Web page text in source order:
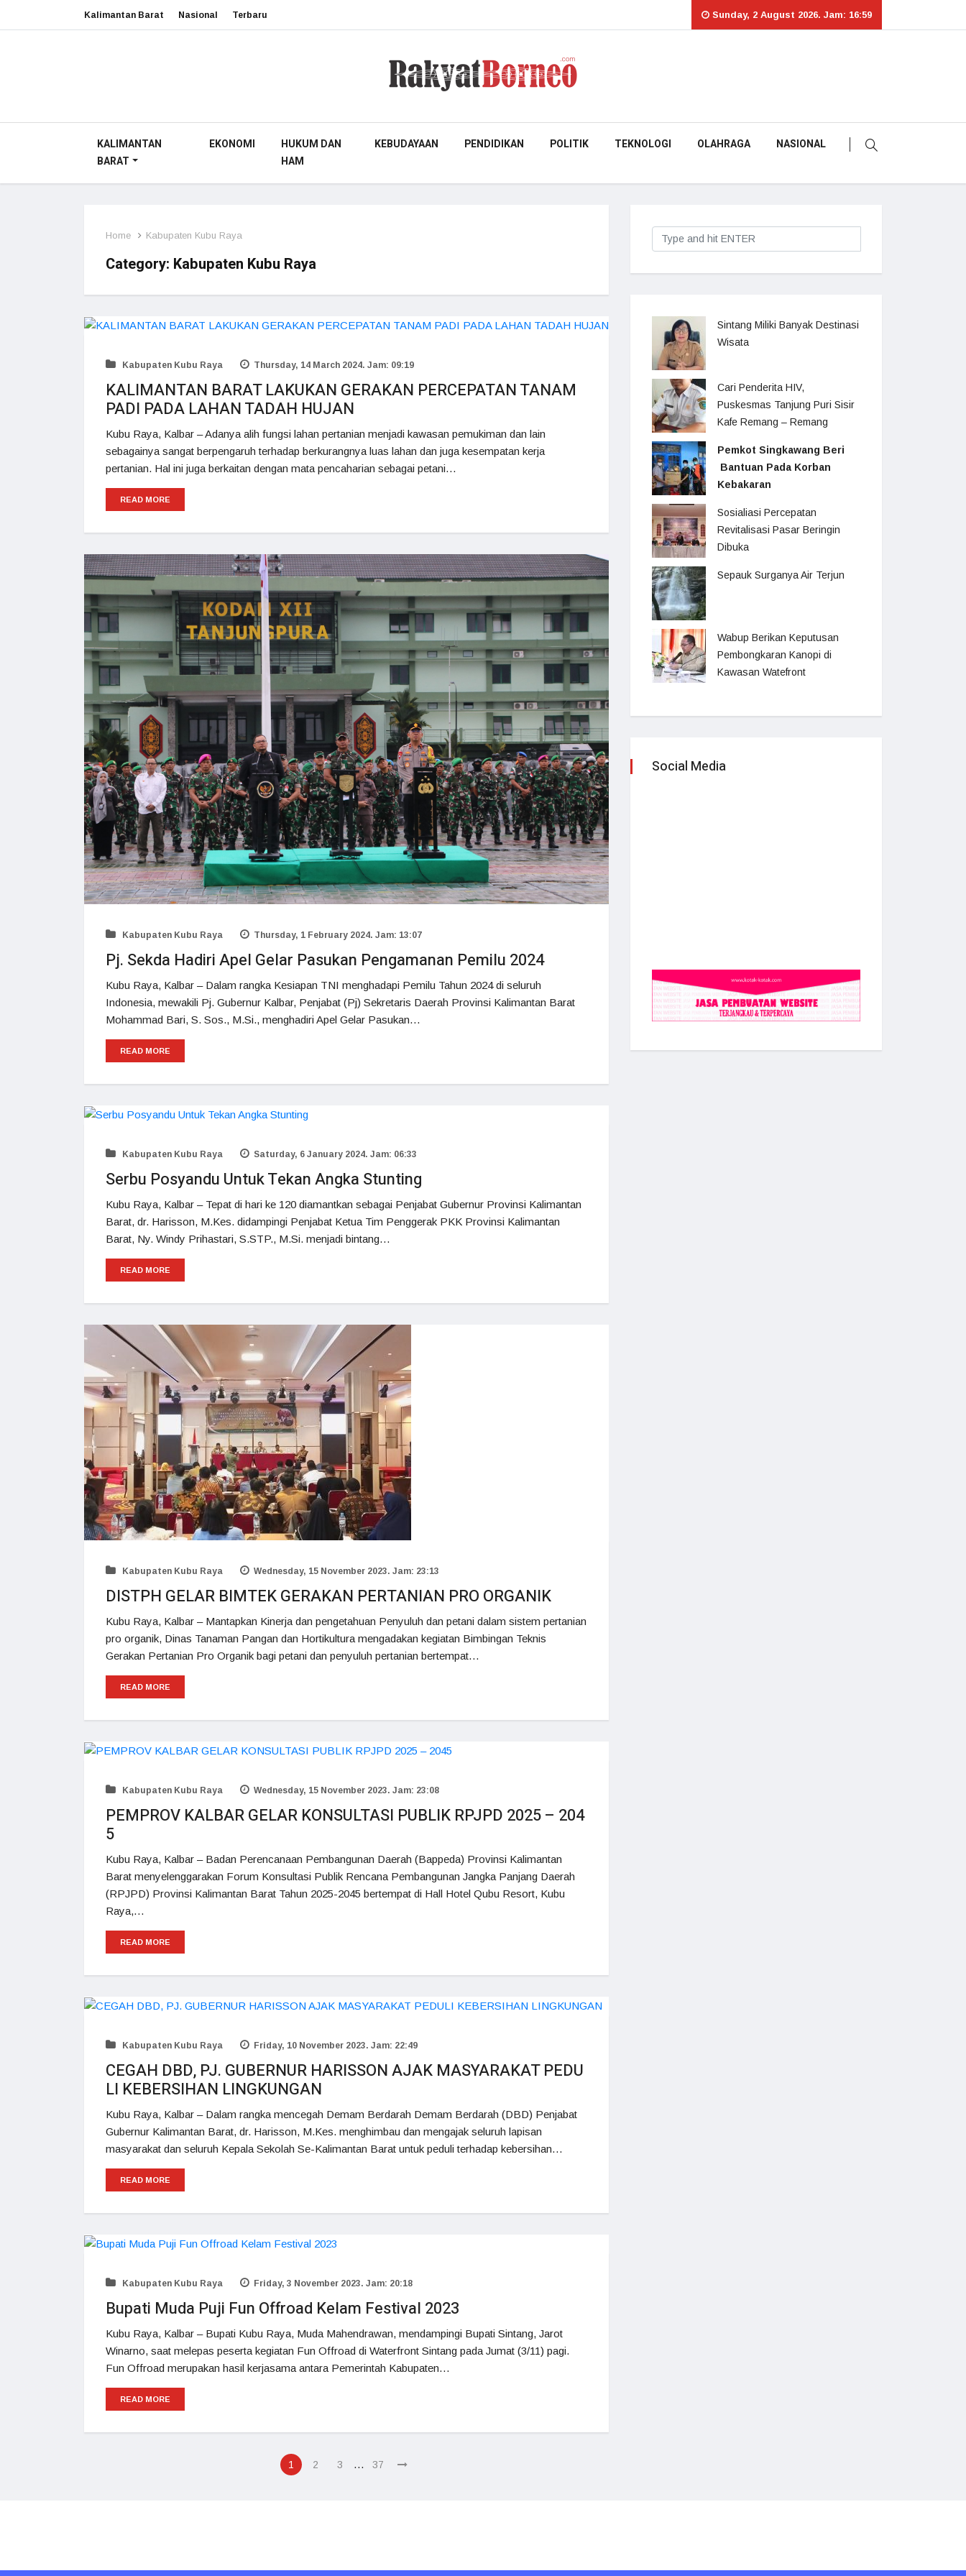
Kalimantan Barat Nasional Terbaru Sunday, 2 August 2026. Jam: 16:59
KALIMANTAN
BARAT
EKONOMI
HUKUM DAN
HAM
KEBUDAYAAN PENDIDIKAN POLITIK TEKNOLOGI OLAHRAGA NASIONAL
Home Kabupaten Kubu Raya
Category: Kabupaten Kubu Raya
Kabupaten Kubu Raya Thursday, 14 March 2024. Jam: 09:19
KALIMANTAN BARAT LAKUKAN GERAKAN PERCEPATAN TANAM
PADI PADA LAHAN TADAH HUJAN
Kubu Raya, Kalbar – Adanya alih fungsi lahan pertanian menjadi kawasan pemukiman dan lain
sebagainya sangat berpengaruh terhadap berkurangnya luas lahan dan juga kesempatan kerja
pertanian. Hal ini juga berkaitan dengan mata pencaharian sebagai petani…
READ MORE
Kabupaten Kubu Raya Thursday, 1 February 2024. Jam: 13:07
Pj. Sekda Hadiri Apel Gelar Pasukan Pengamanan Pemilu 2024
Kubu Raya, Kalbar – Dalam rangka Kesiapan TNI menghadapi Pemilu Tahun 2024 di seluruh
Indonesia, mewakili Pj. Gubernur Kalbar, Penjabat (Pj) Sekretaris Daerah Provinsi Kalimantan Barat
Mohammad Bari, S. Sos., M.Si., menghadiri Apel Gelar Pasukan…
READ MORE
Kabupaten Kubu Raya Saturday, 6 January 2024. Jam: 06:33
Serbu Posyandu Untuk Tekan Angka Stunting
Kubu Raya, Kalbar – Tepat di hari ke 120 diamantkan sebagai Penjabat Gubernur Provinsi Kalimantan
Barat, dr. Harisson, M.Kes. didampingi Penjabat Ketua Tim Penggerak PKK Provinsi Kalimantan
Barat, Ny. Windy Prihastari, S.STP., M.Si. menjadi bintang…
READ MORE
Kabupaten Kubu Raya Wednesday, 15 November 2023. Jam: 23:13
DISTPH GELAR BIMTEK GERAKAN PERTANIAN PRO ORGANIK
Kubu Raya, Kalbar – Mantapkan Kinerja dan pengetahuan Penyuluh dan petani dalam sistem pertanian
pro organik, Dinas Tanaman Pangan dan Hortikultura mengadakan kegiatan Bimbingan Teknis
Gerakan Pertanian Pro Organik bagi petani dan penyuluh pertanian bertempat…
READ MORE
Kabupaten Kubu Raya Wednesday, 15 November 2023. Jam: 23:08
PEMPROV KALBAR GELAR KONSULTASI PUBLIK RPJPD 2025 – 204
5
Kubu Raya, Kalbar – Badan Perencanaan Pembangunan Daerah (Bappeda) Provinsi Kalimantan
Barat menyelenggarakan Forum Konsultasi Publik Rencana Pembangunan Jangka Panjang Daerah
(RPJPD) Provinsi Kalimantan Barat Tahun 2025-2045 bertempat di Hall Hotel Qubu Resort, Kubu
Raya,…
READ MORE
Kabupaten Kubu Raya Friday, 10 November 2023. Jam: 22:49
CEGAH DBD, PJ. GUBERNUR HARISSON AJAK MASYARAKAT PEDU
LI KEBERSIHAN LINGKUNGAN
Kubu Raya, Kalbar – Dalam rangka mencegah Demam Berdarah Demam Berdarah (DBD) Penjabat
Gubernur Kalimantan Barat, dr. Harisson, M.Kes. menghimbau dan mengajak seluruh lapisan
masyarakat dan seluruh Kepala Sekolah Se-Kalimantan Barat untuk peduli terhadap kebersihan…
READ MORE
Kabupaten Kubu Raya Friday, 3 November 2023. Jam: 20:18
Bupati Muda Puji Fun Offroad Kelam Festival 2023
Kubu Raya, Kalbar – Bupati Kubu Raya, Muda Mahendrawan, mendampingi Bupati Sintang, Jarot
Winarno, saat melepas peserta kegiatan Fun Offroad di Waterfront Sintang pada Jumat (3/11) pagi.
Fun Offroad merupakan hasil kerjasama antara Pemerintah Kabupaten…
READ MORE
1 2 3 … 37
Sintang Miliki Banyak Destinasi
Wisata
Cari Penderita HIV,
Puskesmas Tanjung Puri Sisir
Kafe Remang – Remang
Pemkot Singkawang Beri
Bantuan Pada Korban
Kebakaran
Sosialiasi Percepatan
Revitalisasi Pasar Beringin
Dibuka
Sepauk Surganya Air Terjun
Wabup Berikan Keputusan
Pembongkaran Kanopi di
Kawasan Watefront
Social Media